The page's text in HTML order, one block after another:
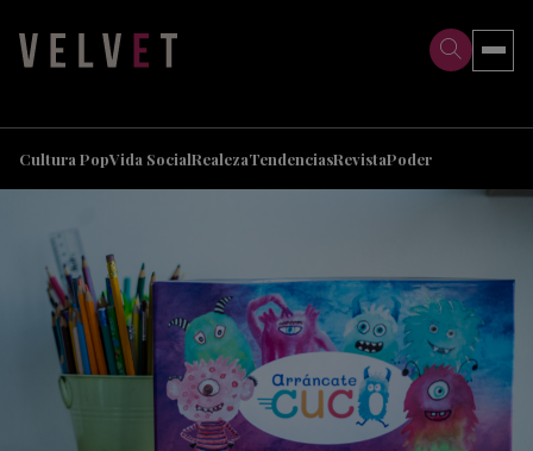
Cultura PopVida SocialRealezaTendenciasRevistaPoder